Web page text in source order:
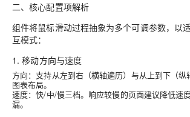
二、核心配置项解析
组件将鼠标滑动过程抽象为多个可调参数，以
互模式：
1. 移动方向与速度
方向：支持从左到右（横轴遍历）与从上到下（纵
图表布局。
速度：快/中/慢三档。响应较慢的页面建议降低速
漏。